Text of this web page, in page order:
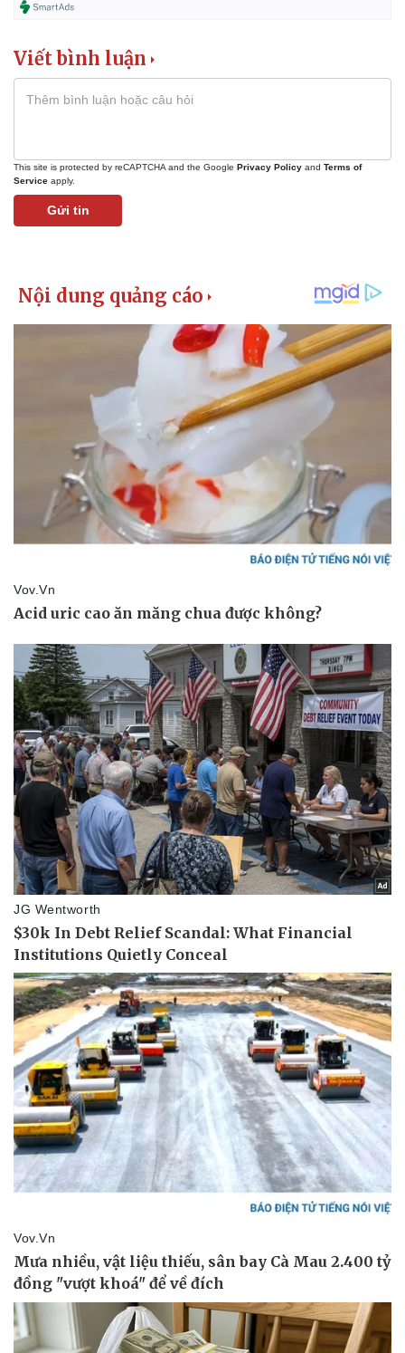
Kinh tế
Bất động sản
Khởi nghiệp
Thị trường
Giá vàng
Tiêu dùng
Tỷ giá
Giá cà phê
Viết bình luận
This site is protected by reCAPTCHA and the Google Privacy Policy and Terms of
Service apply.
Gửi tin